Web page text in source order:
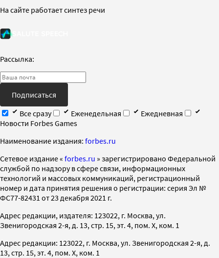
На сайте работает синтез речи
Рассылка:
Подписаться
Все сразу
Еженедельная
Ежедневная
Новости Forbes Games
Наименование издания: forbes.ru
Cетевое издание « forbes.ru » зарегистрировано Федеральной
службой по надзору в сфере связи, информационных
технологий и массовых коммуникаций, регистрационный
номер и дата принятия решения о регистрации: серия Эл №
ФС77-82431 от 23 декабря 2021 г.
Адрес редакции, издателя: 123022, г. Москва, ул.
Звенигородская 2-я, д. 13, стр. 15, эт. 4, пом. X, ком. 1
Адрес редакции: 123022, г. Москва, ул. Звенигородская 2-я, д.
13, стр. 15, эт. 4, пом. X, ком. 1